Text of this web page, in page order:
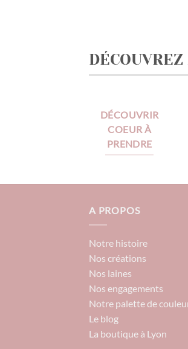
DÉCOUVRIR
COEUR À
PRENDRE
A PROPOS
Notre histoire
Nos créations
Nos laines
Nos engagements
Notre palette de
Le blog
La boutique à Lyon